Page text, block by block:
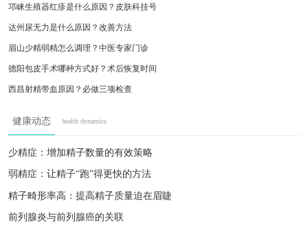
邛崃生殖器红疹是什么原因？皮肤科挂号
达州尿无力是什么原因？改善方法
眉山少精弱精怎么调理？中医专家门诊
德阳包皮手术哪种方式好？术后恢复时间
西昌射精带血原因？必做三项检查
成都淋病检测时间？窗口期说明
巴中尿路感染预防？日常注意事项
攀枝花精索静脉曲张术后恢复？注意事项
健康动态 health dynamics
少精症：增加精子数量的有效策略
弱精症：让精子“跑”得更快的方法
精子畸形率高：提高精子质量迫在眉睫
前列腺炎与前列腺癌的关联